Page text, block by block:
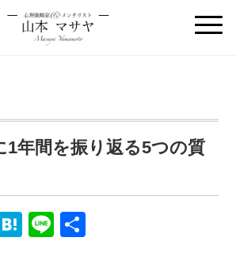
1年間を振り返る5つの質
E
H
Li